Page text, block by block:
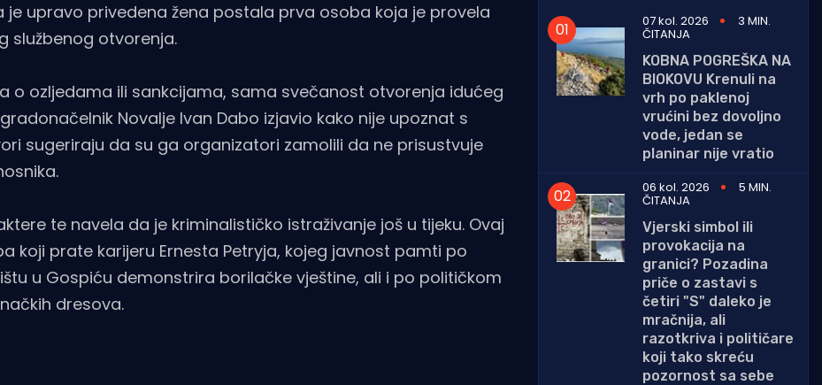
upravo privedena žena postala prva osoba koja je provela
službenog otvorenja.
o ozljedama ili sankcijama, sama svečanost otvorenja idućeg
Novalje Ivan Dabo izjavio kako nije upoznat s
sugeriraju da su ga organizatori zamolili da ne prisustvuje
te navela da je kriminalističko istraživanje još u tijeku. Ovaj
koji prate karijeru Ernesta Petryja, kojeg javnost pamti po
u Gospiću demonstrira borilačke vještine, ali i po političkom
dresova.
07 kol. 2026 3 MIN.
ČITANJA
KOBNA POGREŠKA NA
BIOKOVU Krenuli na
vrh po paklenoj
vrućini bez dovoljno
vode, jedan se
planinar nije vratio
06 kol. 2026
5 MIN.
ČITANJA
Vjerski simbol ili
provokacija na
granici? Pozadina
priče o zastavi s
četiri "S" daleko je
mračnija, ali
razotkriva i političare
koji tako skreću
pozornost sa sebe